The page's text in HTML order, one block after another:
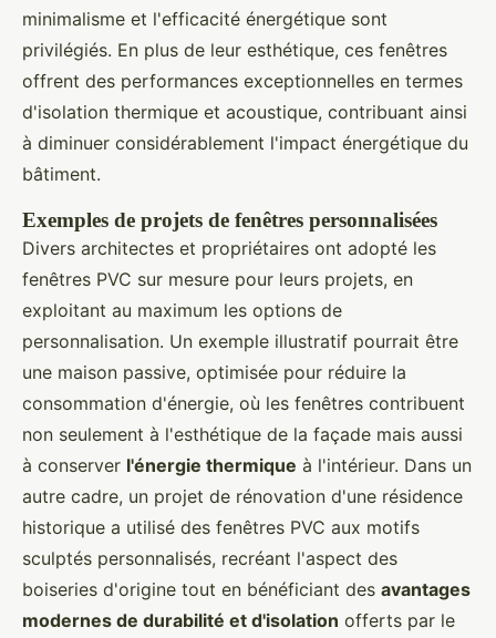
minimalisme et l'efficacité énergétique sont
privilégiés. En plus de leur esthétique, ces fenêtres
offrent des performances exceptionnelles en termes
d'isolation thermique et acoustique, contribuant ainsi
à diminuer considérablement l'impact énergétique du
bâtiment.
Exemples de projets de fenêtres personnalisées
Divers architectes et propriétaires ont adopté les
fenêtres PVC sur mesure pour leurs projets, en
exploitant au maximum les options de
personnalisation. Un exemple illustratif pourrait être
une maison passive, optimisée pour réduire la
consommation d'énergie, où les fenêtres contribuent
non seulement à l'esthétique de la façade mais aussi
à conserver l'énergie thermique à l'intérieur. Dans un
autre cadre, un projet de rénovation d'une résidence
historique a utilisé des fenêtres PVC aux motifs
sculptés personnalisés, recréant l'aspect des
boiseries d'origine tout en bénéficiant des avantages
modernes de durabilité et d'isolation offerts par le